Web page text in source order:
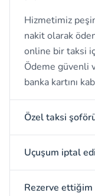
Hizmetimiz
nakit olarak
online bir taksi
Ödeme güvenli
banka kartını
Özel taksi
Uçuşum iptal
Rezerve